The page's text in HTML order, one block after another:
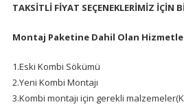
TAKSİTLİ FİYAT SEÇENEKLERİMİZ İÇİN
Montaj Paketine Dahil Olan
1.Eski Kombi Sökümü
2.Yeni Kombi Montajı
3.Kombi montajı için gerekli